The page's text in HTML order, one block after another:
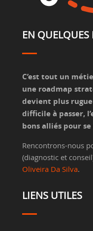
EN QUELQUES
C’est tout un
une roadmap
devient plus
difficile à passer,
bons alliés pour
Rencontrons-nous
(diagnostic et
Oliveira Da Silva.
LIENS UTILES